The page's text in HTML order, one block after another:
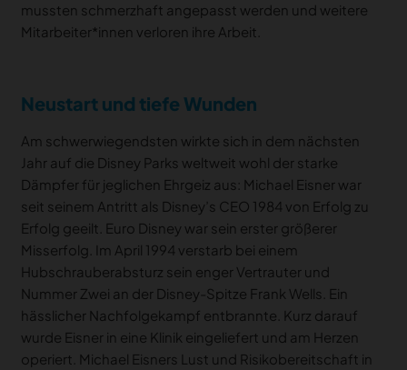
mussten schmerzhaft angepasst werden und weitere
Mitarbeiter*innen verloren ihre Arbeit.
Neustart und tiefe Wunden
Am schwerwiegendsten wirkte sich in dem nächsten
Jahr auf die Disney Parks weltweit wohl der starke
Dämpfer für jeglichen Ehrgeiz aus: Michael Eisner war
seit seinem Antritt als Disney’s CEO 1984 von Erfolg zu
Erfolg geeilt. Euro Disney war sein erster größerer
Misserfolg. Im April 1994 verstarb bei einem
Hubschrauberabsturz sein enger Vertrauter und
Nummer Zwei an der Disney-Spitze Frank Wells. Ein
hässlicher Nachfolgekampf entbrannte. Kurz darauf
wurde Eisner in eine Klinik eingeliefert und am Herzen
operiert. Michael Eisners Lust und Risikobereitschaft in